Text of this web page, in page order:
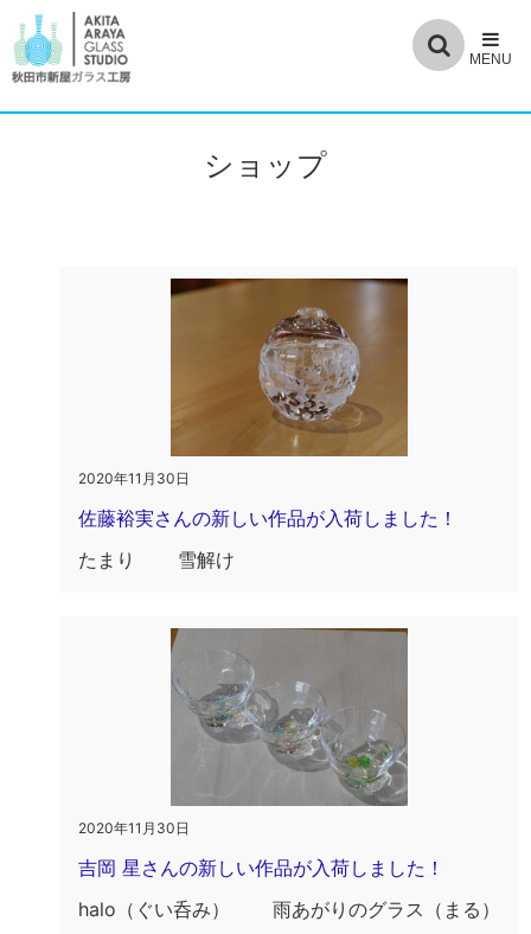
ショップ
2020年11月30日
佐藤裕実さんの新しい作品が入荷しました！
たまり 雪解け
2020年11月30日
吉岡 星さんの新しい作品が入荷しました！
halo（ぐい呑み） 雨あがりのグラス（まる）